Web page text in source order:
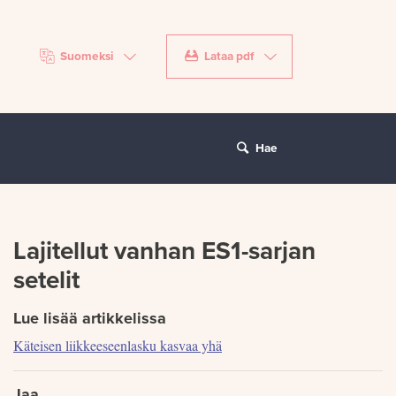
Suomeksi Lataa pdf
Hae
Lajitellut vanhan ES1-sarjan
setelit
Lue lisää artikkelissa
Käteisen liikkeeseenlasku kasvaa yhä